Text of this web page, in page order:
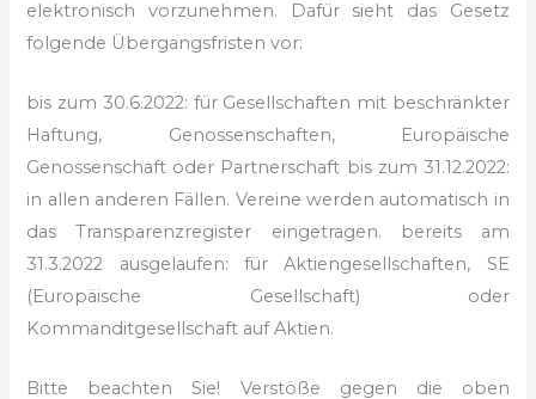
elektronisch vorzunehmen. Dafür sieht das Gesetz
folgende Übergangsfristen vor:
bis zum 30.6.2022: für Gesellschaften mit beschränkter
Haftung, Genossenschaften, Europäische
Genossenschaft oder Partnerschaft bis zum 31.12.2022:
in allen anderen Fällen. Vereine werden automatisch in
das Transparenzregister eingetragen. bereits am
31.3.2022 ausgelaufen: für Aktiengesellschaften, SE
(Europäische Gesellschaft) oder
Kommanditgesellschaft auf Aktien.
Bitte beachten Sie! Verstöße gegen die oben